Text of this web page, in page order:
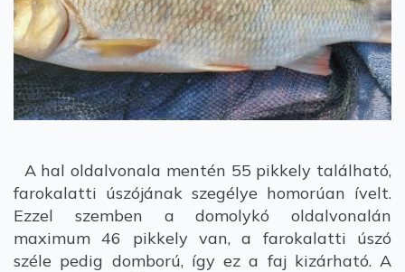
A hal oldalvonala mentén 55 pikkely található,
farokalatti úszójának szegélye homorúan ívelt.
Ezzel szemben a domolykó oldalvonalán
maximum 46 pikkely van, a farokalatti úszó
széle pedig domború, így ez a faj kizárható. A